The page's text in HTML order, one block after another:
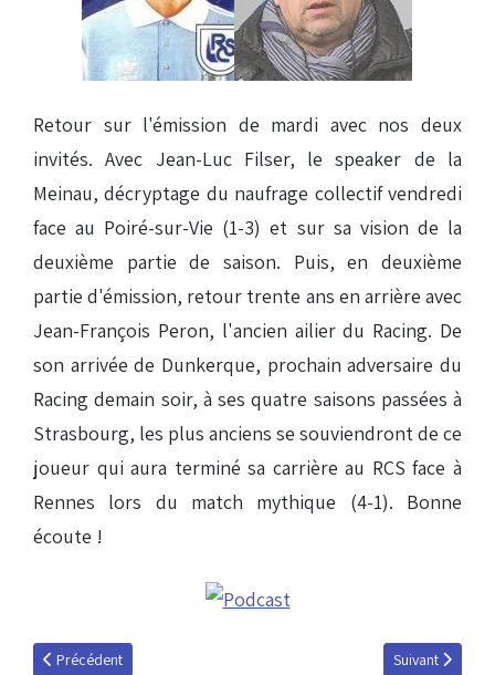
Retour sur l'émission de mardi avec nos deux
invités. Avec Jean-Luc Filser, le speaker de la
Meinau, décryptage du naufrage collectif vendredi
face au Poiré-sur-Vie (1-3) et sur sa vision de la
deuxième partie de saison. Puis, en deuxième
partie d'émission, retour trente ans en arrière avec
Jean-François Peron, l'ancien ailier du Racing. De
son arrivée de Dunkerque, prochain adversaire du
Racing demain soir, à ses quatre saisons passées à
Strasbourg, les plus anciens se souviendront de ce
joueur qui aura terminé sa carrière au RCS face à
Rennes lors du match mythique (4-1). Bonne
écoute !
Article précédent : Ali Bamba invité du mardi 7 janvier 2014
Précédent Article suivant :
Suivant